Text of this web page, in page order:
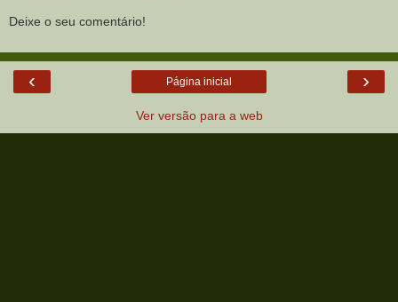
Deixe o seu comentário!
‹ ›
Página inicial
Ver versão para a web